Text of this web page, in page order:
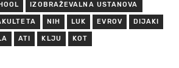
IZOBRAŽEVALNA USTANOVA
NIH LUK EVROV DIJAKI
ATI KLJU KOT